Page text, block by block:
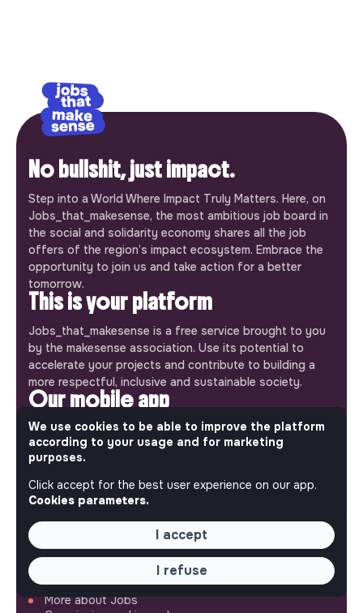
No bullshit, just impact.
Step into a World Where Impact Truly Matters. Here, on
Jobs_that_makesense, the most ambitious job board in
the social and solidarity economy shares all the job
offers of the region’s impact ecosystem. Embrace the
opportunity to join us and take action for a better
tomorrow.
This is your platform
Jobs_that_makesense is a free service brought to you
by the makesense association. Use its potential to
accelerate your projects and contribute to building a
more respectful, inclusive and sustainable society.
Our mobile app
Get jobs that make sense on your phone so you never
miss an opportunity.
iPhone Android
ABOUT
More about Jobs
We use cookies to be able to improve the platform
according to your usage and for marketing
purposes.
Click accept for the best user experience on our app.
Cookies parameters.
I accept
I refuse